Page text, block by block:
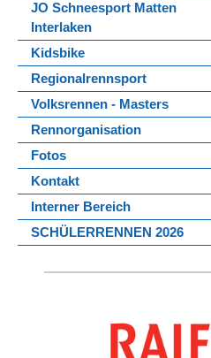
JO Schneesport Matten
Interlaken
Kidsbike
Regionalrennsport
Volksrennen - Masters
Rennorganisation
Fotos
Kontakt
Interner Bereich
SCHÜLERRENNEN 2026